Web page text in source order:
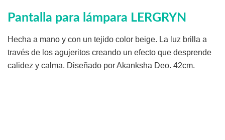
Pantalla para lámpara LERGRYN
Hecha a mano y con un tejido color beige. La luz brilla a
través de los agujeritos creando un efecto que desprende
calidez y calma. Diseñado por Akanksha Deo. 42cm.